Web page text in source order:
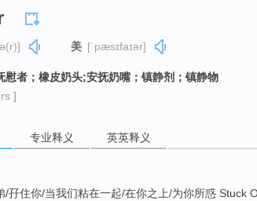
美 [ˈpæsɪfaɪər]
慰者；橡皮奶头;安抚奶嘴；镇静剂；镇静物
]
专业释义 英英释义
/孖住你/当我们粘在一起/在你之上/为你所惑 Stuck